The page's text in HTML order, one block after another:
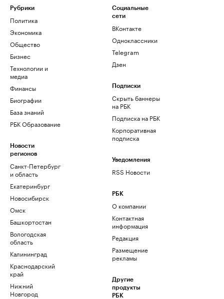
Рубрики
Политика
Экономика
Общество
Бизнес
Технологии и
медиа
Финансы
Биографии
База знаний
РБК Образование
Новости
регионов
Санкт-Петербург
и область
Екатеринбург
Новосибирск
Омск
Башкортостан
Вологодская
область
Калининград
Краснодарский
край
Нижний
Новгород
Социальные
сети
ВКонтакте
Одноклассники
Telegram
Дзен
Подписки
Скрыть баннеры
на РБК
Подписка на РБК
Корпоративная
подписка
Уведомления
RSS Новости
РБК
О компании
Контактная
информация
Редакция
Размещение
рекламы
Другие
продукты
РБК